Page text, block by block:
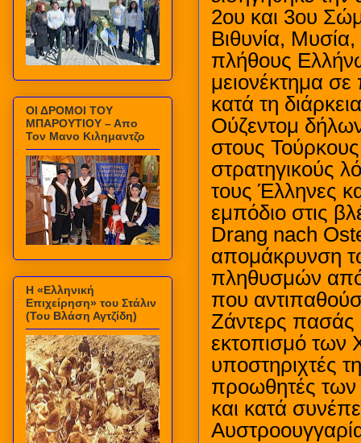
2ου και 3ου
Βιθυνία,
πλήθους
μειονέκτημα
κατά τη
Ούζεντομ
στους
στρατηγικούς
τους Έλληνες
εμπόδιο στις
Drang nach
απομάκρυνση
πληθυσμών από
που
Ζάντερς πασάς
εκτοπισμό των
υποστηριχτές
προωθητές των
και κατά
ΟΙ ΔΡΟΜΟΙ ΤΟΥ
ΜΠΑΡΟΥΤΙΟΥ – Απο
Τον Μανο Κιλημαντζο
Η «Ελληνική
Επιχείρηση» του Στάλιν
(Του Βλάση Αγτζίδη)